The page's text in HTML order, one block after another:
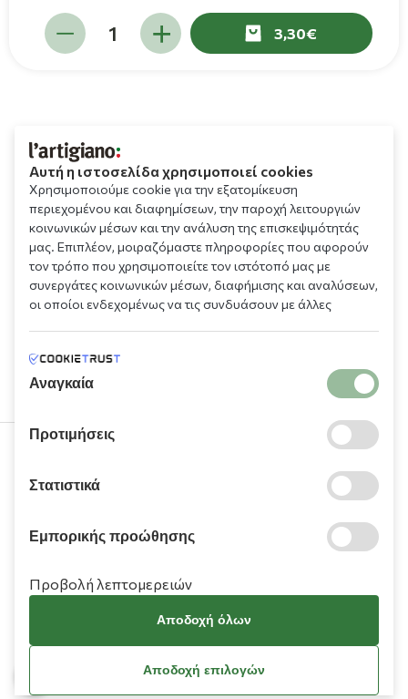
3,30
210 9709 100
Χρειάζεστε βοήθεια;
Αυτή η ιστοσελίδα χρησιμοποιεί cookies
Χρησιμοποιούμε cookie για την εξατομίκευση
περιεχομένου και διαφημίσεων, την παροχή λειτουργιών
κοινωνικών μέσων και την ανάλυση της επισκεψιμότητάς
μας. Επιπλέον, μοιραζόμαστε πληροφορίες που αφορούν
τον τρόπο που χρησιμοποιείτε τον ιστότοπό μας με
συνεργάτες κοινωνικών μέσων, διαφήμισης και αναλύσεων,
οι οποίοι ενδεχομένως να τις συνδυάσουν με άλλες
υπηρεσιών τους.
Αναγκαία
Προτιμήσεις
Στατιστικά
Εμπορικής προώθησης
Προβολή λεπτομερειών
Αποδοχή όλων
Αποδοχή επιλογών